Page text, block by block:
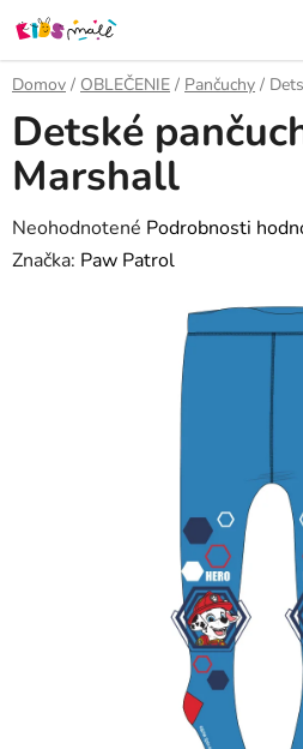
Prejsť
na
obsah
Domov / OBLEČENIE / Pančuchy /
Detské
Marshall
Priemerné
hodnotenie
Neohodnotené Podrobnosti
Značka: Paw Patrol